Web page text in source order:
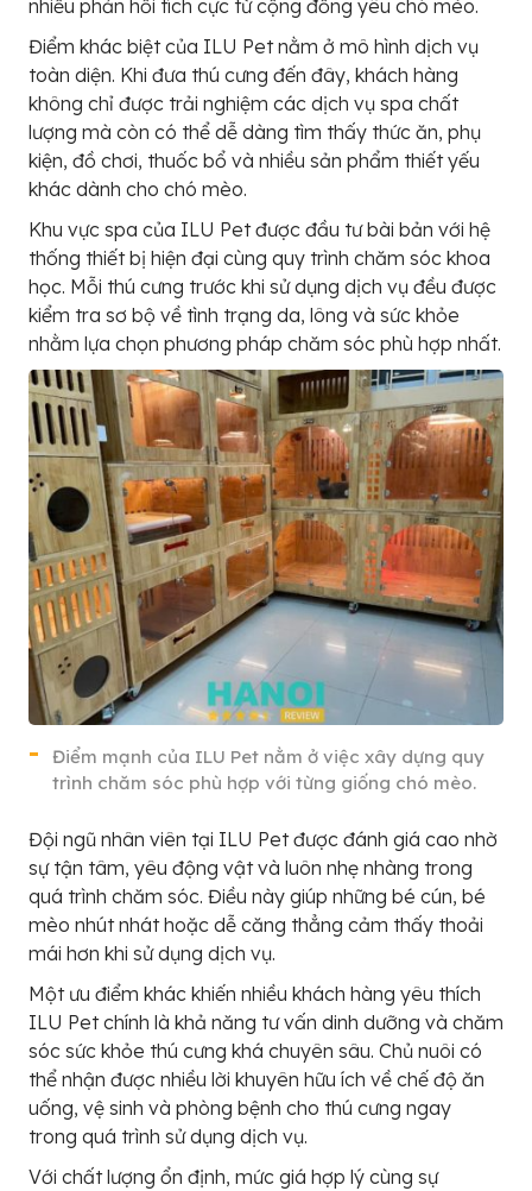
nhiều phản hồi tích cực từ cộng đồng yêu chó mèo.
Điểm khác biệt của ILU Pet nằm ở mô hình dịch vụ
toàn diện. Khi đưa thú cưng đến đây, khách hàng
không chỉ được trải nghiệm các dịch vụ spa chất
lượng mà còn có thể dễ dàng tìm thấy thức ăn, phụ
kiện, đồ chơi, thuốc bổ và nhiều sản phẩm thiết yếu
khác dành cho chó mèo.
Khu vực spa của ILU Pet được đầu tư bài bản với hệ
thống thiết bị hiện đại cùng quy trình chăm sóc khoa
học. Mỗi thú cưng trước khi sử dụng dịch vụ đều được
kiểm tra sơ bộ về tình trạng da, lông và sức khỏe
nhằm lựa chọn phương pháp chăm sóc phù hợp nhất.
Điểm mạnh của ILU Pet nằm ở việc xây dựng quy
trình chăm sóc phù hợp với từng giống chó mèo.
Đội ngũ nhân viên tại ILU Pet được đánh giá cao nhờ
sự tận tâm, yêu động vật và luôn nhẹ nhàng trong
quá trình chăm sóc. Điều này giúp những bé cún, bé
mèo nhút nhát hoặc dễ căng thẳng cảm thấy thoải
mái hơn khi sử dụng dịch vụ.
Một ưu điểm khác khiến nhiều khách hàng yêu thích
ILU Pet chính là khả năng tư vấn dinh dưỡng và chăm
sóc sức khỏe thú cưng khá chuyên sâu. Chủ nuôi có
thể nhận được nhiều lời khuyên hữu ích về chế độ ăn
uống, vệ sinh và phòng bệnh cho thú cưng ngay
trong quá trình sử dụng dịch vụ.
Với chất lượng ổn định, mức giá hợp lý cùng sự